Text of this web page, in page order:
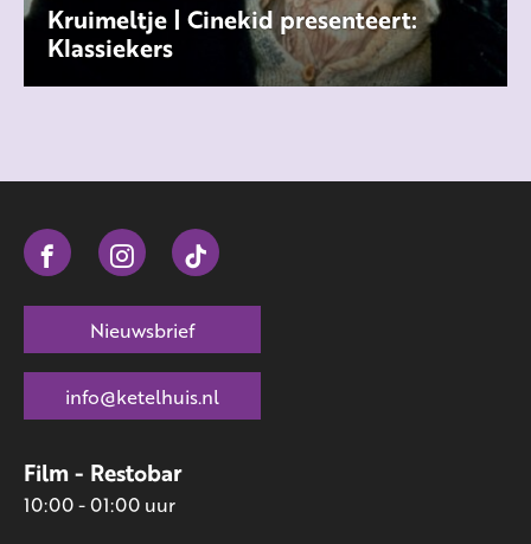
Kruimeltje | Cinekid presenteert:
Klassiekers
Kruimeltje gaat over al avontuurlijke
Film - Restobar
10:00 - 01:00 uur
Nieuwsbrief
info@ketelhuis.nl